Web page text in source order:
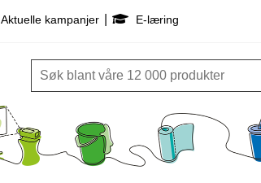
Aktuelle kampanjer E-læring